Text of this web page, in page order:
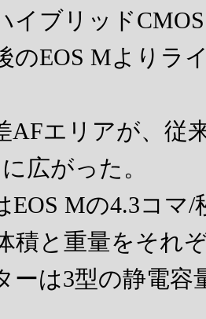
イブリッド
のEOS Mよりラ
AFエリアが、従
広がった。
EOS Mの4.3コマ
積と重量をそれ
ーは3型の静電